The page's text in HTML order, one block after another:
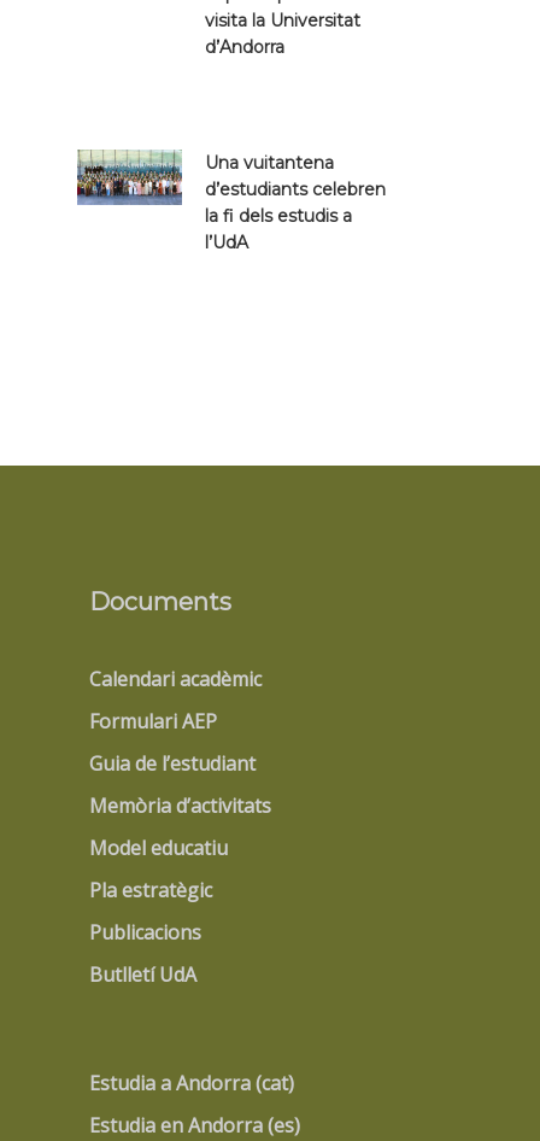
visita la Universitat
d’Andorra
Una vuitantena
d’estudiants celebren
la fi dels estudis a
l’UdA
Documents
Calendari acadèmic
Formulari AEP
Guia de l’estudiant
Memòria d’activitats
Model educatiu
Pla estratègic
Publicacions
Butlletí UdA
Estudia a Andorra (cat)
Estudia en Andorra (es)